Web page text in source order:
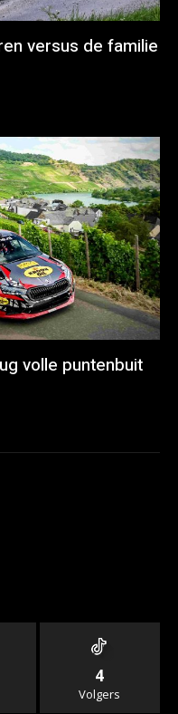
versus de familie
volle puntenbuit
4
Volgers